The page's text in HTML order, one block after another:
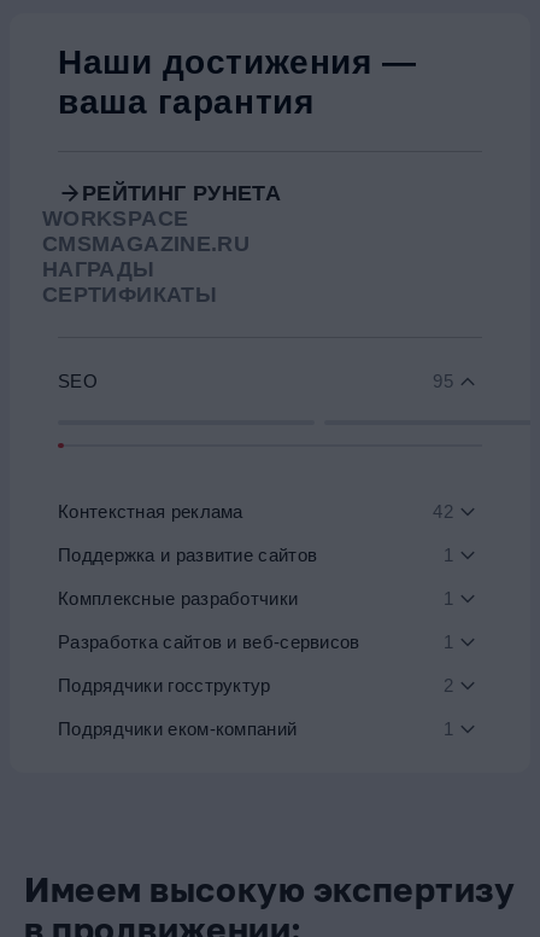
Наши достижения —
ваша гарантия
РЕЙТИНГ РУНЕТА
WORKSPACE
CMSMAGAZINE.RU
НАГРАДЫ
СЕРТИФИКАТЫ
SEO 95
Контекстная реклама 42
Поддержка и развитие сайтов 1
Комплексные разработчики 1
Разработка сайтов и веб-сервисов 1
Подрядчики госструктур 2
Подрядчики еком-компаний 1
Имеем высокую экспертизу
в продвижении: